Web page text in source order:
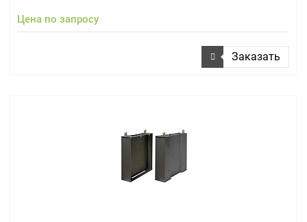
Цена по запросу
Заказать